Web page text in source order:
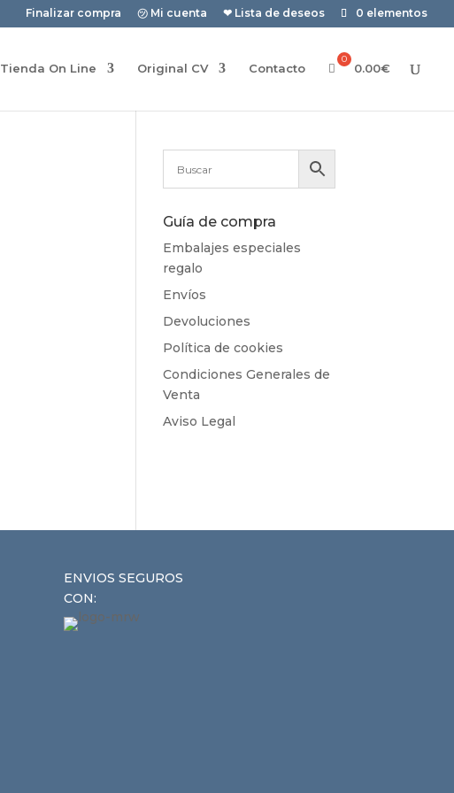
Finalizar compra ㋡ Mi cuenta ❤ Lista de deseos 0 elementos
Tienda On Line Original CV Contacto 0.00€
Guía de compra
Embalajes especiales
regalo
Envíos
Devoluciones
Política de cookies
Condiciones Generales de
Venta
Aviso Legal
ENVIOS SEGUROS
CON: